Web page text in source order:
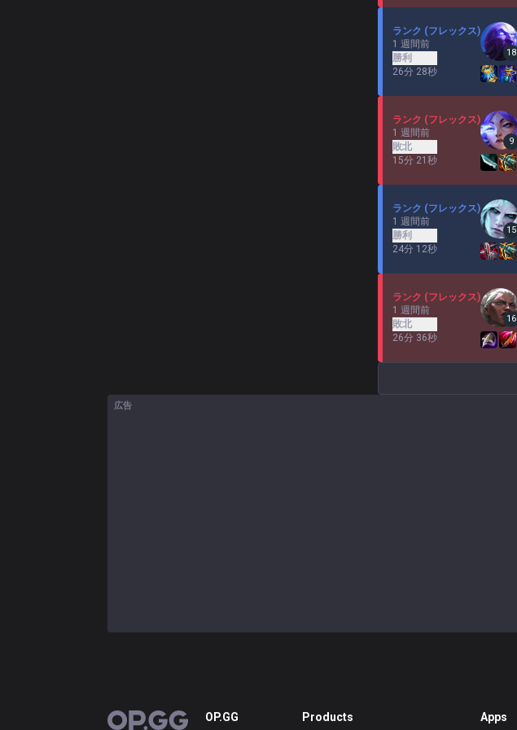
ランク (フレックス)
1 週間前
勝利
26分 28秒
18
ランク (フレックス)
1 週間前
敗北
15分 21秒
9
ランク (フレックス)
1 週間前
勝利
24分 12秒
15
ランク (フレックス)
1 週間前
敗北
26分 36秒
16
広告
OP.GG OP.GG Products Apps